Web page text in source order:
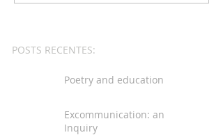
POSTS RECENTES:
Poetry and education
Excommunication: an
Inquiry